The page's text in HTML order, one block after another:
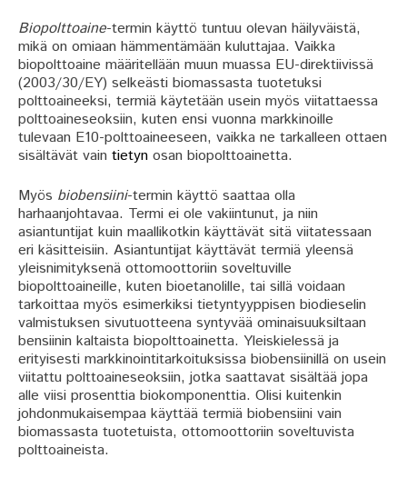
Biopolttoaine-termin käyttö tuntuu olevan häilyväistä,
mikä on omiaan hämmentämään kuluttajaa. Vaikka
biopolttoaine määritellään muun muassa EU-direktiivissä
(2003/30/EY) selkeästi biomassasta tuotetuksi
polttoaineeksi, termiä käytetään usein myös viitattaessa
polttoaineseoksiin, kuten ensi vuonna markkinoille
tulevaan E10-polttoaineeseen, vaikka ne tarkalleen ottaen
sisältävät vain tietyn osan biopolttoainetta.
Myös biobensiini-termin käyttö saattaa olla
harhaanjohtavaa. Termi ei ole vakiintunut, ja niin
asiantuntijat kuin maallikotkin käyttävät sitä viitatessaan
eri käsitteisiin. Asiantuntijat käyttävät termiä yleensä
yleisnimityksenä ottomoottoriin soveltuville
biopolttoaineille, kuten bioetanolille, tai sillä voidaan
tarkoittaa myös esimerkiksi tietyntyyppisen biodieselin
valmistuksen sivutuotteena syntyvää ominaisuuksiltaan
bensiinin kaltaista biopolttoainetta. Yleiskielessä ja
erityisesti markkinointitarkoituksissa biobensiinillä on usein
viitattu polttoaineseoksiin, jotka saattavat sisältää jopa
alle viisi prosenttia biokomponenttia. Olisi kuitenkin
johdonmukaisempaa käyttää termiä biobensiini vain
biomassasta tuotetuista, ottomoottoriin soveltuvista
polttoaineista.